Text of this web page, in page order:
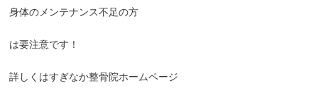
身体のメンテナンス不足の方
は要注意です！
詳しくはすぎなか整骨院ホームページ